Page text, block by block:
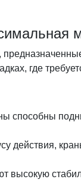
где
способны
действия,
высокую